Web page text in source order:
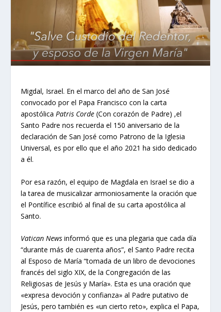
Migdal, Israel. En el marco del año de San José
convocado por el Papa Francisco con la carta
apostólica Patris Corde (Con corazón de Padre) ,el
Santo Padre nos recuerda el 150 aniversario de la
declaración de San José como Patrono de la Iglesia
Universal, es por ello que el año 2021 ha sido dedicado
a él.
Por esa razón, el equipo de Magdala en Israel se dio a
la tarea de musicalizar armoniosamente la oración que
el Pontífice escribió al final de su carta apostólica al
Santo.
Vatican News informó que es una plegaria que cada día
“durante más de cuarenta años”, el Santo Padre recita
al Esposo de María “tomada de un libro de devociones
francés del siglo XIX, de la Congregación de las
Religiosas de Jesús y María». Esta es una oración que
«expresa devoción y confianza» al Padre putativo de
Jesús, pero también es «un cierto reto», explica el Papa,